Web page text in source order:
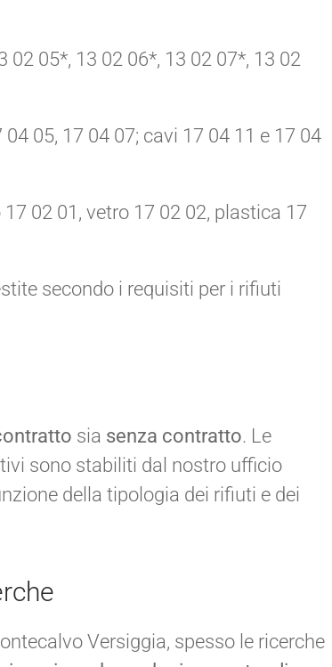
02 05*, 13 02 06*, 13 02 07*, 13 02
04 05, 17 04 07; cavi 17 04 11 e 17 04
02 01, vetro 17 02 02, plastica 17
secondo i requisiti per i rifiuti
sia senza contratto. Le
sono stabiliti dal nostro ufficio
della tipologia dei rifiuti e dei
Versiggia, spesso le ricerche